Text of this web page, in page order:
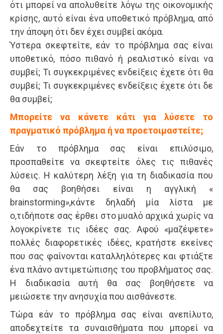
ότι μπορεί να απολυθείτε λόγω της οικονομικής
κρίσης, αυτό είναι ένα υποθετικό πρόβλημα, από
την άποψη ότι δεν έχει συμβεί ακόμα.
Ύστερα σκεφτείτε, εάν το πρόβλημα σας είναι
υποθετικό, πόσο πιθανό ή ρεαλιστικό είναι να
συμβεί; Τι συγκεκριμένες ενδείξεις έχετε ότι θα
συμβεί; Τι συγκεκριμένες ενδείξεις έχετε ότι δε
θα συμβεί;
Μπορείτε να κάνετε κάτι για λύσετε το
πραγματικό πρόβλημα ή να προετοιμαστείτε;
Εάν το πρόβλημα σας είναι επιλύσιμο,
προσπαθείτε να σκεφτείτε όλες τις πιθανές
λύσεις. Η καλύτερη λέξη για τη διαδικασία που
θα σας βοηθήσει είναι η αγγλική «
brainstorming»,κάντε δηλαδή μία λίστα με
ο,τιδήποτε σας έρθει στο μυαλό αρχικά χωρίς να
λογοκρίνετε τις ιδέες σας. Αφού «μαζέψετε»
πολλές διαφορετικές ιδέες, κρατήστε εκείνες
που σας φαίνονται καταλληλότερες και φτιάξτε
ένα πλάνο αντιμετώπισης του προβλήματος σας.
Η διαδικασία αυτή θα σας βοηθήσετε να
μειώσετε την ανησυχία που αισθάνεστε.
Τώρα εάν το πρόβλημα σας είναι ανεπίλυτο,
αποδεχτείτε τα συναισθήματα που μπορεί να